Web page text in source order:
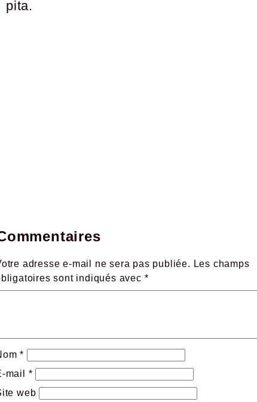
pita.
Commentaires
adresse e-mail ne sera pas publiée. Les champs
sont indiqués avec *
*
mail *
web